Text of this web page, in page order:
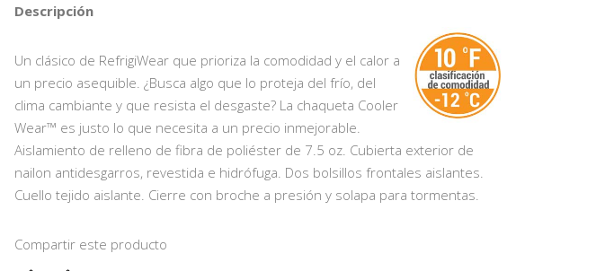
Descripción
Un clásico de RefrigiWear que prioriza la comodidad y el calor a
un precio asequible. ¿Busca algo que lo proteja del frío, del
clima cambiante y que resista el desgaste? La chaqueta Cooler
Wear™ es justo lo que necesita a un precio inmejorable.
Aislamiento de relleno de fibra de poliéster de 7.5 oz. Cubierta exterior de
nailon antidesgarros, revestida e hidrófuga. Dos bolsillos frontales aislantes.
Cuello tejido aislante. Cierre con broche a presión y solapa para tormentas.
Compartir este producto